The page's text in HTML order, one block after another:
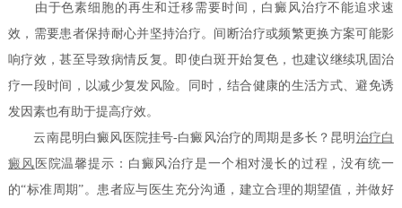
由于色素细胞的再生和迁移需要时间，白癜风治疗不能追求速
效，需要患者保持耐心并坚持治疗。间断治疗或频繁更换方案可能影
响疗效，甚至导致病情反复。即使白斑开始复色，也建议继续巩固治
疗一段时间，以减少复发风险。同时，结合健康的生活方式、避免诱
发因素也有助于提高疗效。
云南昆明白癜风医院挂号-白癜风治疗的周期是多长？昆明 治疗白
癜风 医院温馨提示：白癜风治疗是一个相对漫长的过程，没有统一
的“标准周期”。患者应与医生充分沟通，建立合理的期望值，并做好